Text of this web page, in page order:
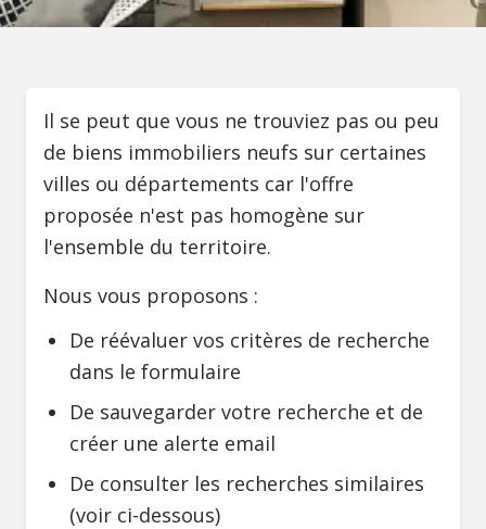
Il se peut que vous ne trouviez pas ou peu
de biens immobiliers neufs sur certaines
villes ou départements car l'offre
proposée n'est pas homogène sur
l'ensemble du territoire.
Nous vous proposons :
De réévaluer vos critères de recherche
dans le formulaire
De sauvegarder votre recherche et de
créer une alerte email
De consulter les recherches similaires
(voir ci-dessous)